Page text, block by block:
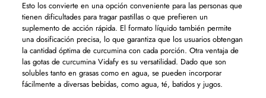
Esto los convierte en una opción conveniente para las personas que
tienen dificultades para tragar pastillas o que prefieren un
suplemento de acción rápida. El formato líquido también permite
una dosificación precisa, lo que garantiza que los usuarios obtengan
la cantidad óptima de curcumina con cada porción. Otra ventaja de
las gotas de curcumina Vidafy es su versatilidad. Dado que son
solubles tanto en grasas como en agua, se pueden incorporar
fácilmente a diversas bebidas, como agua, té, batidos y jugos.